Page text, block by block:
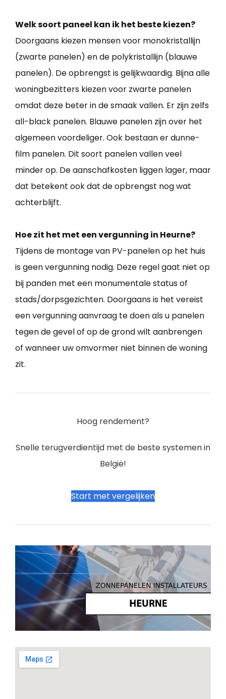
Welk soort paneel kan ik het beste kiezen?
Doorgaans kiezen mensen voor monokristallijn
(zwarte panelen) en de polykristallijn (blauwe
panelen). De opbrengst is gelijkwaardig. Bijna alle
woningbezitters kiezen voor zwarte panelen
omdat deze beter in de smaak vallen. Er zijn zelfs
all-black panelen. Blauwe panelen zijn over het
algemeen voordeliger. Ook bestaan er dunne-
film panelen. Dit soort panelen vallen veel
minder op. De aanschafkosten liggen lager, maar
dat betekent ook dat de opbrengst nog wat
achterblijft.
Hoe zit het met een vergunning in Heurne?
Tijdens de montage van PV-panelen op het huis
is geen vergunning nodig. Deze regel gaat niet op
bij panden met een monumentale status of
stads/dorpsgezichten. Doorgaans is het vereist
een vergunning aanvraag te doen als u panelen
tegen de gevel of op de grond wilt aanbrengen
of wanneer uw omvormer niet binnen de woning
zit.
Hoog rendement?
Snelle terugverdientijd met de beste systemen in
België!
Start met vergelijken